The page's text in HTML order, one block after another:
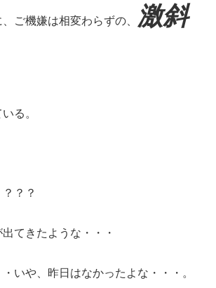
ご機嫌は相変わらずの、
激斜
る。
？？
てきたような・・・
いや、昨日はなかったよな・・・。